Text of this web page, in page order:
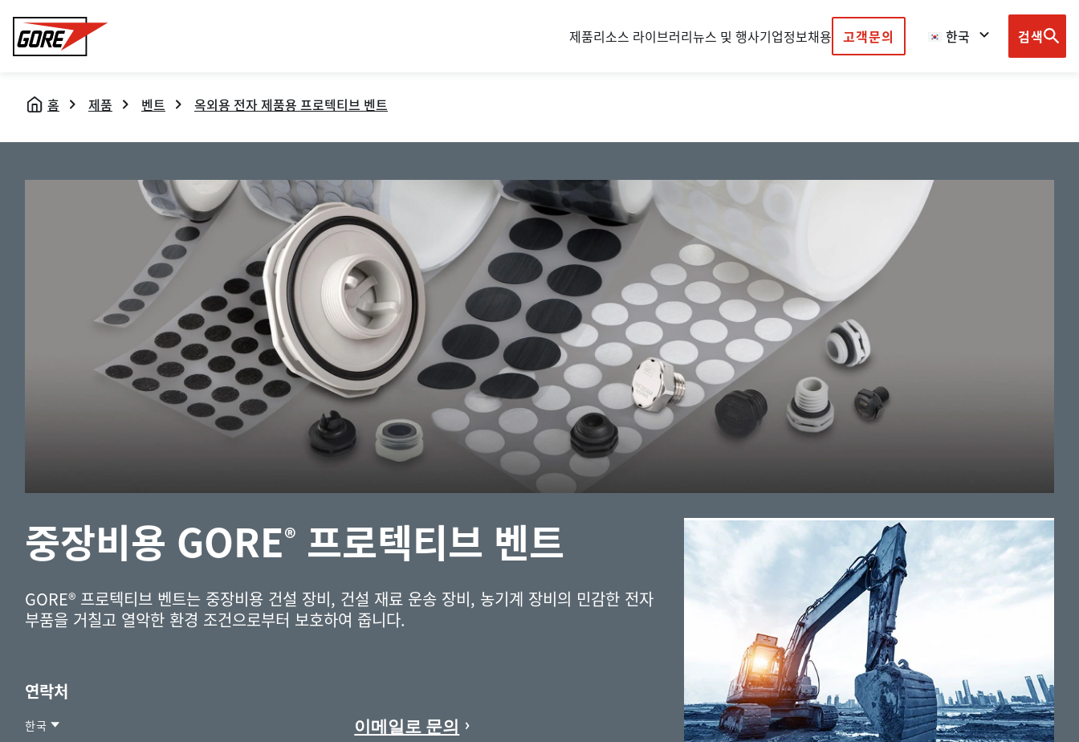
Gore
제품리소스 라이브러리뉴스 및 행사기업정보채용 고객문의 한국
Browse
검색
홈 제품 벤트 옥외용 전자 제품용 프로텍티브 벤트
중장비용 GORE® 프로텍티브 벤트
GORE® 프로텍티브 벤트는 중장비용 건설 장비, 건설 재료 운송 장비, 농기계 장비의 민감한 전자
부품을 거칠고 열악한 환경 조건으로부터 보호하여 줍니다.
연락처
한국 이메일로 문의